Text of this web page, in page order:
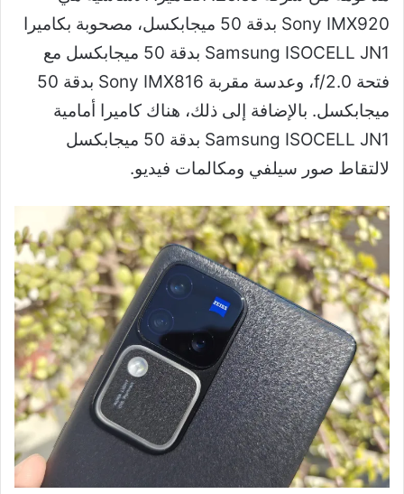
Sony IMX920 بدقة 50 ميجابكسل، مصحوبة بكاميرا
Samsung ISOCELL JN1 بدقة 50 ميجابكسل مع
فتحة f/2.0، وعدسة مقربة Sony IMX816 بدقة 50
ميجابكسل. بالإضافة إلى ذلك، هناك كاميرا أمامية
Samsung ISOCELL JN1 بدقة 50 ميجابكسل
لالتقاط صور سيلفي ومكالمات فيديو.